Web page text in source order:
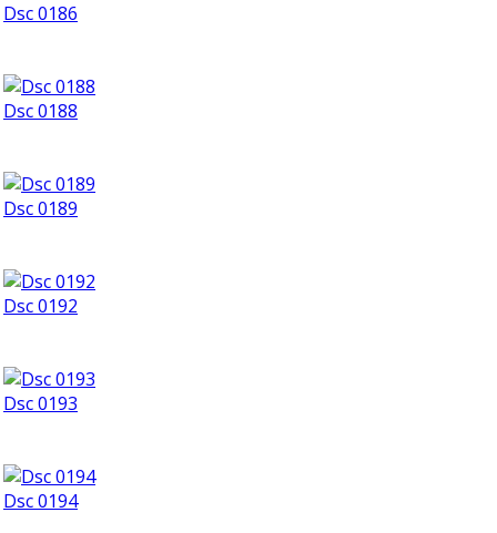
Dsc 0186
Dsc 0188
Dsc 0189
Dsc 0192
Dsc 0193
Dsc 0194